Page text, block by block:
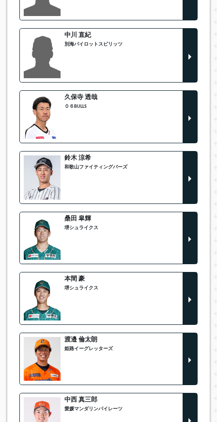
中川 直紀
別海パイロットスピリッツ
久保寺 透哉
０６BULLS
鈴木 涼希
和歌山ファイティングバーズ
桑田 皐輝
堺シュライクス
本間 豪
堺シュライクス
渡邉 倫太朗
姫路イーグレッターズ
中西 真三郎
愛媛マンダリンパイレーツ